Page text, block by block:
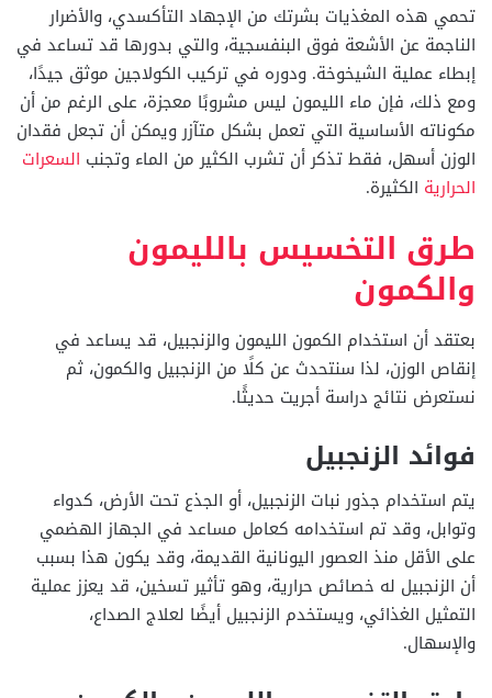
تحمي هذه المغذيات بشرتك من الإجهاد التأكسدي، والأضرار
الناجمة عن الأشعة فوق البنفسجية، والتي بدورها قد تساعد في
إبطاء عملية الشيخوخة. ودوره في تركيب الكولاجين موثق جيدًا،
ومع ذلك، فإن ماء الليمون ليس مشروبًا معجزة، على الرغم من أن
مكوناته الأساسية التي تعمل بشكل متآزر ويمكن أن تجعل فقدان
الوزن أسهل، فقط تذكر أن تشرب الكثير من الماء وتجنب السعرات
الحرارية الكثيرة.
طرق التخسيس بالليمون
والكمون
بعتقد أن استخدام الكمون الليمون والزنجبيل، قد يساعد في
إنقاص الوزن، لذا سنتحدث عن كلًا من الزنجبيل والكمون، ثم
نستعرض نتائج دراسة أجريت حديثًا.
فوائد الزنجبيل
يتم استخدام جذور نبات الزنجبيل، أو الجذع تحت الأرض، كدواء
وتوابل، وقد تم استخدامه كعامل مساعد في الجهاز الهضمي
على الأقل منذ العصور اليونانية القديمة، وقد يكون هذا بسبب
أن الزنجبيل له خصائص حرارية، وهو تأثير تسخين، قد يعزز عملية
التمثيل الغذائي، ويستخدم الزنجبيل أيضًا لعلاج الصداع،
والإسهال.